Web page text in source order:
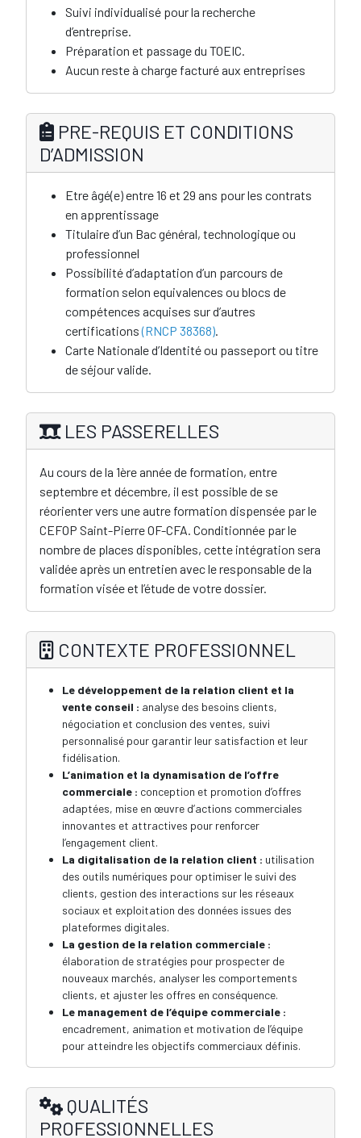
Suivi individualisé pour la recherche
d’entreprise.
Préparation et passage du TOEIC.
Aucun reste à charge facturé aux entreprises
PRE-REQUIS ET CONDITIONS
D’ADMISSION
Etre âgé(e) entre 16 et 29 ans pour les contrats
en apprentissage
Titulaire d’un Bac général, technologique ou
professionnel
Possibilité d’adaptation d’un parcours de
formation selon equivalences ou blocs de
compétences acquises sur d’autres
certifications(RNCP 38368).
Carte Nationale d’Identité ou passeport ou titre
de séjour valide.
LES PASSERELLES
Au cours de la 1ère année de formation, entre
septembre et décembre, il est possible de se
réorienter vers une autre formation dispensée par le
CEFOP Saint-Pierre OF-CFA. Conditionnée par le
nombre de places disponibles, cette intégration sera
validée après un entretien avec le responsable de la
formation visée et l’étude de votre dossier.
CONTEXTE PROFESSIONNEL
Le développement de la relation client et la
vente conseil : analyse des besoins clients,
négociation et conclusion des ventes, suivi
personnalisé pour garantir leur satisfaction et leur
fidélisation.
L’animation et la dynamisation de l’offre
commerciale : conception et promotion d’offres
adaptées, mise en œuvre d’actions commerciales
innovantes et attractives pour renforcer
l’engagement client.
La digitalisation de la relation client : utilisation
des outils numériques pour optimiser le suivi des
clients, gestion des interactions sur les réseaux
sociaux et exploitation des données issues des
plateformes digitales.
La gestion de la relation commerciale :
élaboration de stratégies pour prospecter de
nouveaux marchés, analyser les comportements
clients, et ajuster les offres en conséquence.
Le management de l’équipe commerciale :
encadrement, animation et motivation de l’équipe
pour atteindre les objectifs commerciaux définis.
QUALITÉS
PROFESSIONNELLES